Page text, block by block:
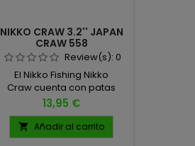
NIKKO CRAW 3.2'' JAPAN
CRAW 558
Review(s): 0
El Nikko Fishing Nikko
Craw cuenta con patas
ultra realistas, antenas,
ángulos de cuerpo
arqueado y una postura
amplia de sus pinzas,
Precio
13,95 €
 Añadir al carrito